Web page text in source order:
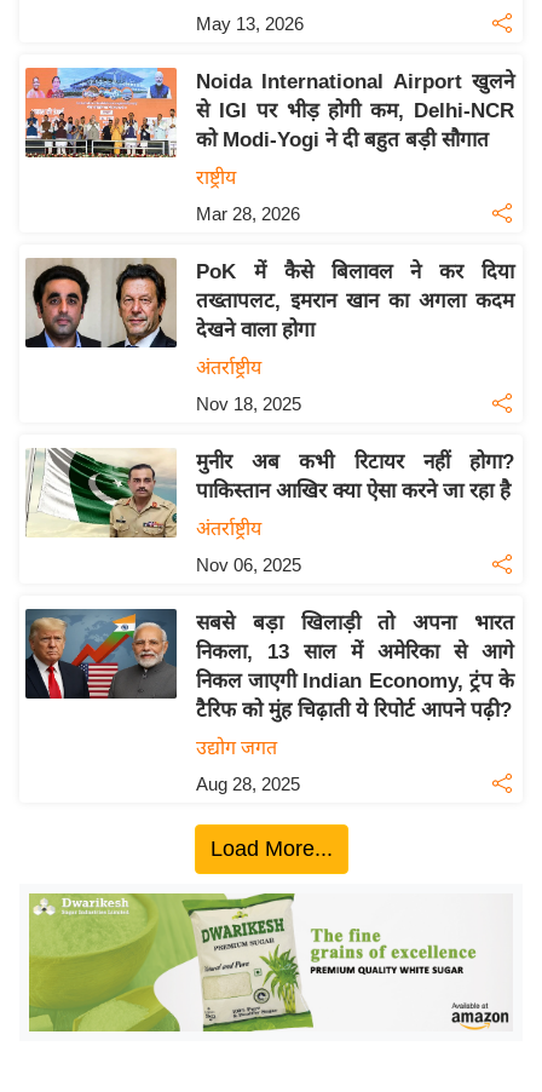
म
ई
-
मि
सा
ल
सा
ल
श
त
यं
ग
ज
ग
ऑ
May 13, 2026
Noida International Airport खुलने
से IGI पर भीड़ होगी कम, Delhi-NCR
को Modi-Yogi ने दी बहुत बड़ी सौगात
राष्ट्रीय
Mar 28, 2026
PoK में कैसे बिलावल ने कर दिया
तख्तापलट, इमरान खान का अगला कदम
देखने वाला होगा
अंतर्राष्ट्रीय
Nov 18, 2025
मुनीर अब कभी रिटायर नहीं होगा?
पाकिस्तान आखिर क्या ऐसा करने जा रहा है
अंतर्राष्ट्रीय
Nov 06, 2025
सबसे बड़ा खिलाड़ी तो अपना भारत
निकला, 13 साल में अमेरिका से आगे
निकल जाएगी Indian Economy, ट्रंप के
टैरिफ को मुंह चिढ़ाती ये रिपोर्ट आपने पढ़ी?
उद्योग जगत
Aug 28, 2025
Load More...